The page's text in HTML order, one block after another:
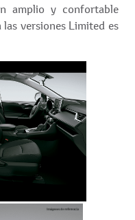
amplio y confortable
versiones Limited es